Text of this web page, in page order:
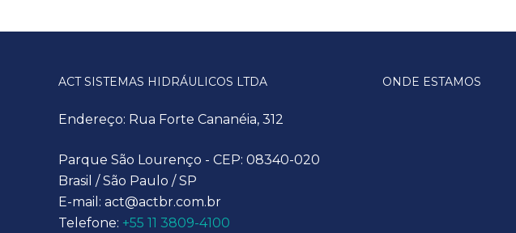
ACT SISTEMAS HIDRÁULICOS LTDA
Endereço: Rua Forte Cananéia, 312
Parque São Lourenço - CEP: 08340-020
Brasil / São Paulo / SP
E-mail: act@actbr.com.br
Telefone: +55 11 3809-4100
ONDE ESTAMOS